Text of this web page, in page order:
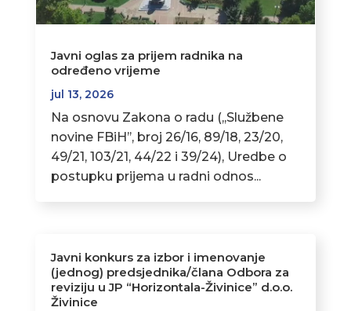
Javni oglas za prijem radnika na
određeno vrijeme
jul 13, 2026
Na osnovu Zakona o radu (,,Službene
novine FBiH’’, broj 26/16, 89/18, 23/20,
49/21, 103/21, 44/22 i 39/24), Uredbe o
postupku prijema u radni odnos...
Javni konkurs za izbor i imenovanje
(jednog) predsjednika/člana Odbora za
reviziju u JP “Horizontala-Živinice” d.o.o.
Živinice